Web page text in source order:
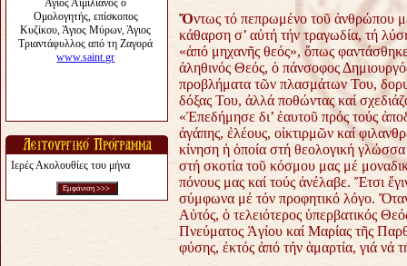
Ιερές Ακολουθίες του μήνα
Ὄντως τό πεπρωμένο τοῦ ἀνθρώπου
κάθαρση σ’ αὐτή τήν τραγωδία, τή
«ἀπό μηχανῆς θεός», ὅπως
ἀληθινός Θεός, ὁ πάνσοφος
προβλήματα τῶν πλασμάτων Του,
δόξας Του, ἀλλά ποθώντας καί
«Ἐπεδήμησε δι’ ἑαυτοῦ πρός τούς
ἀγάπης, ἐλέους, οἰκτιρμῶν καί
κίνηση ἡ ὁποία στή θεολογική
στή σκοτία τοῦ κόσμου μας μέ
πόνους μας καί τούς ἀνέλαβε. Ἔτσι
σύμφωνα μέ τόν προφητικό λόγο.
Αὐτός, ὁ τελειότερος ὑπερβατικός
Πνεύματος Ἁγίου καί Μαρίας τῆς
φύσης, ἐκτός ἀπό τήν ἁμαρτία, γιά νά